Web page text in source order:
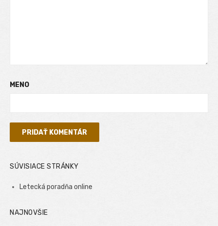
MENO
SÚVISIACE STRÁNKY
Letecká poradňa online
NAJNOVŠIE